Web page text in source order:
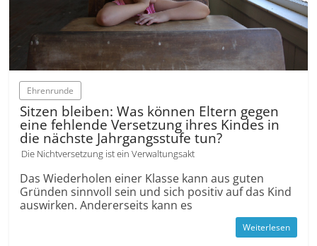
Ehrenrunde
Sitzen bleiben: Was können Eltern gegen
eine fehlende Versetzung ihres Kindes in
die nächste Jahrgangs­stufe tun?
Die Nichtversetzung ist ein Verwaltungsakt
Das Wiederholen einer Klasse kann aus guten
Gründen sinnvoll sein und sich positiv auf das Kind
auswirken. Andererseits kann es
Weiterlesen